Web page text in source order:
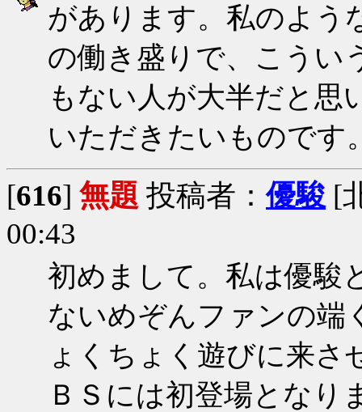
があります。私のよう
の働き盛りで、こうい
もない人が大半だと思
いただきたいものです
[616] 無題 投稿者：優駿 [
00:43
初めまして。私は優駿
ないめぞんファンの端
ょくちょく遊びに来さ
ＢＳには初登場となり